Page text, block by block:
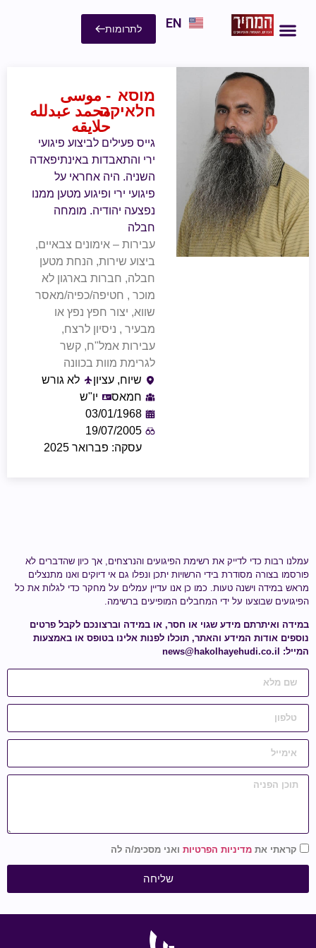
EN לתרומות
מוסא
חלאיקה
- موسى
محمد عبدلله
حلايقه
גייס פעילים לביצוע פיגועי
ירי והתאבדות באינתיפאדה
השניה. היה אחראי על
פיגועי ירי ופיגוע מטען ממנו
נפצעה יהודיה. מומחה
חבלה
עבירות – אימונים צבאיים,
ביצוע שירות, הנחת מטען
חבלה, חברות בארגון לא
מוכר , חטיפה/כפיה/מאסר
שווא, יצור חפץ נפץ או
מבעיר , ניסיון לרצח,
עבירות אמל"ח, קשר
לגרימת מוות בכוונה
שיוח, עציון
לא גורש
חמאס
יו"ש
03/01/1968
19/07/2005
עסקה: פברואר 2025
עמלנו רבות כדי לדייק את רשימת הפיגועים והנרצחים, אך כיון שהדברים לא
פורסמו בצורה מסודרת בידי הרשויות יתכן ונפלו גם אי דיוקים ואנו מתנצלים
מראש במידה וישנה טעות. כמו כן אנו עדיין עמלים על מחקר כדי לגלות את כל
הפיגועים שבוצעו על ידי המחבלים המופיעים ברשימה.
במידה ואיתרתם מידע שגוי או חסר, או במידה וברצונכם לקבל פרטים
נוספים אודות המידע והאתר, תוכלו לפנות אלינו בטופס או באמצעות
המייל:
news@hakolhayehudi.co.il
קראתי את מדיניות הפרטיות ואני מסכימ/ה לה
שליחה